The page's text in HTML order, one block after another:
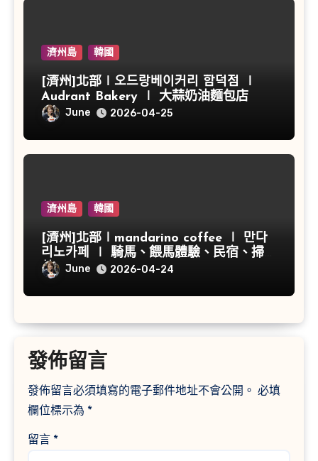
濟州島 韓國
[濟州]北部∣오드랑베이커리 함덕점 ∣
Audrant Bakery ∣ 大蒜奶油麵包店
June 2026-04-25
濟州島 韓國
[濟州]北部∣mandarino coffee ∣ 만다
리노카페 ∣ 騎馬、餵馬體驗、民宿、掃帚
草
June 2026-04-24
發佈留言
發佈留言必須填寫的電子郵件地址不會公開。 必填
欄位標示為 *
留言 *